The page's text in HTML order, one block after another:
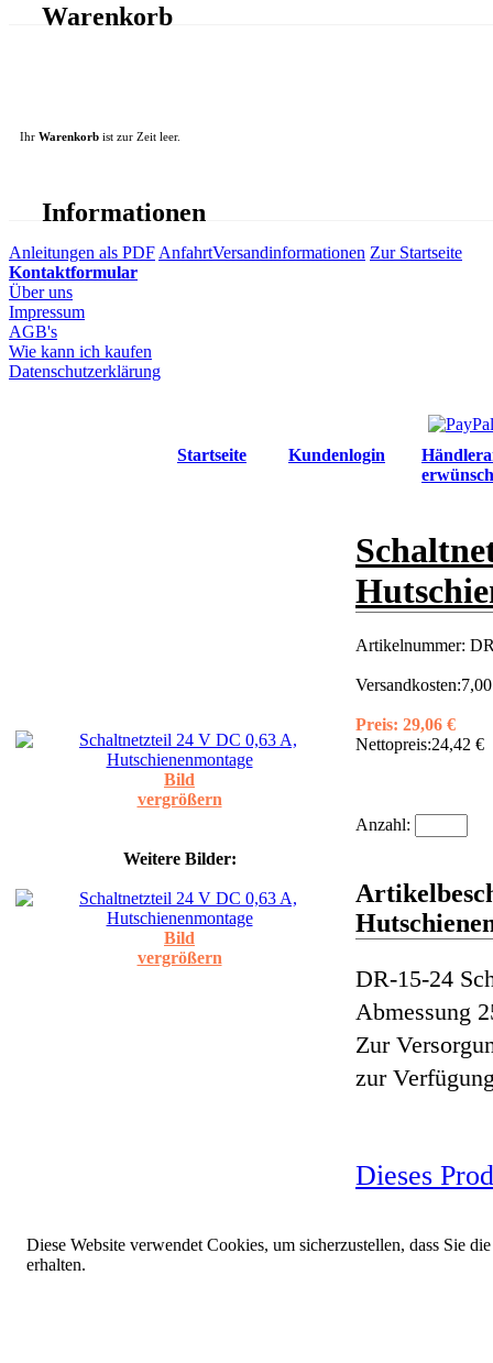
Warenkorb
Ihr Warenkorb ist zur Zeit leer.
Informationen
Anleitungen als PDF AnfahrtVersandinformationen Zur Startseite
Kontaktformular
Über uns
Impressum
AGB's
Wie kann ich kaufen
Datenschutzerklärung
Startseite Kundenlogin
Bild
vergrößern
Weitere Bilder:
Bild
vergrößern
Artikelnummer:
Versandkosten:
Preis: 29,06 €
Nettopreis:24,42 €
Anzahl:
DR-15-24
Abmessung
Zur
zur
Dieses
Diese Website verwendet Cookies, um sicherzustellen, dass Sie
erhalten.